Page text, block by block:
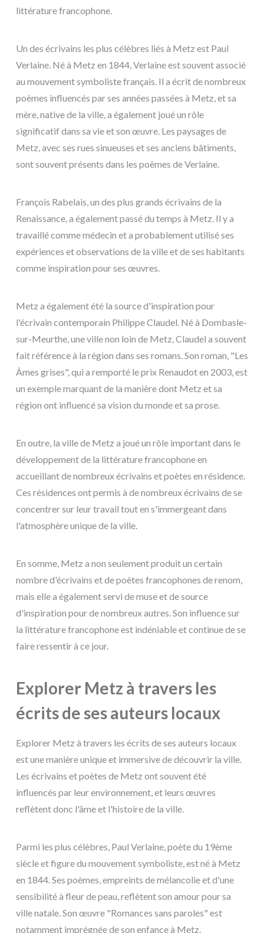
littérature francophone.
Un des écrivains les plus célèbres liés à Metz est Paul
Verlaine. Né à Metz en 1844, Verlaine est souvent associé
au mouvement symboliste français. Il a écrit de nombreux
poèmes influencés par ses années passées à Metz, et sa
mère, native de la ville, a également joué un rôle
significatif dans sa vie et son œuvre. Les paysages de
Metz, avec ses rues sinueuses et ses anciens bâtiments,
sont souvent présents dans les poèmes de Verlaine.
François Rabelais, un des plus grands écrivains de la
Renaissance, a également passé du temps à Metz. Il y a
travaillé comme médecin et a probablement utilisé ses
expériences et observations de la ville et de ses habitants
comme inspiration pour ses œuvres.
Metz a également été la source d'inspiration pour
l'écrivain contemporain Philippe Claudel. Né à Dombasle-
sur-Meurthe, une ville non loin de Metz, Claudel a souvent
fait référence à la région dans ses romans. Son roman, "Les
Âmes grises", qui a remporté le prix Renaudot en 2003, est
un exemple marquant de la manière dont Metz et sa
région ont influencé sa vision du monde et sa prose.
En outre, la ville de Metz a joué un rôle important dans le
développement de la littérature francophone en
accueillant de nombreux écrivains et poètes en résidence.
Ces résidences ont permis à de nombreux écrivains de se
concentrer sur leur travail tout en s'immergeant dans
l'atmosphère unique de la ville.
En somme, Metz a non seulement produit un certain
nombre d'écrivains et de poètes francophones de renom,
mais elle a également servi de muse et de source
d'inspiration pour de nombreux autres. Son influence sur
la littérature francophone est indéniable et continue de se
faire ressentir à ce jour.
Explorer Metz à travers les
écrits de ses auteurs locaux
Explorer Metz à travers les écrits de ses auteurs locaux
est une manière unique et immersive de découvrir la ville.
Les écrivains et poètes de Metz ont souvent été
influencés par leur environnement, et leurs œuvres
reflètent donc l'âme et l'histoire de la ville.
Parmi les plus célèbres, Paul Verlaine, poète du 19ème
siècle et figure du mouvement symboliste, est né à Metz
en 1844. Ses poèmes, empreints de mélancolie et d'une
sensibilité à fleur de peau, reflètent son amour pour sa
ville natale. Son œuvre "Romances sans paroles" est
notamment imprégnée de son enfance à Metz.